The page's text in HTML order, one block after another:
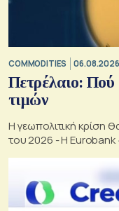
COMMODITIES
Πετρέλαιο: Πού
τιμών
Η γεωπολιτική κρίση
του 2026 - Η Eurobank